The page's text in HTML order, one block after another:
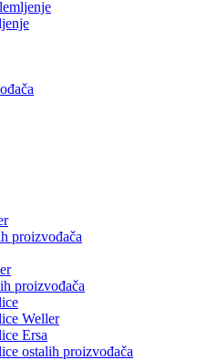
proizvođača
proizvođača
Weller
Ersa
ostalih proizvođača